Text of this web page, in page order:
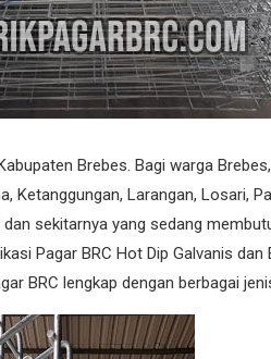
Brebes. Bagi warga
Ketanggungan, Larangan, Losari,
sekitarnya yang sedang
Pagar BRC Hot Dip Galvanis
BRC lengkap dengan berbagai